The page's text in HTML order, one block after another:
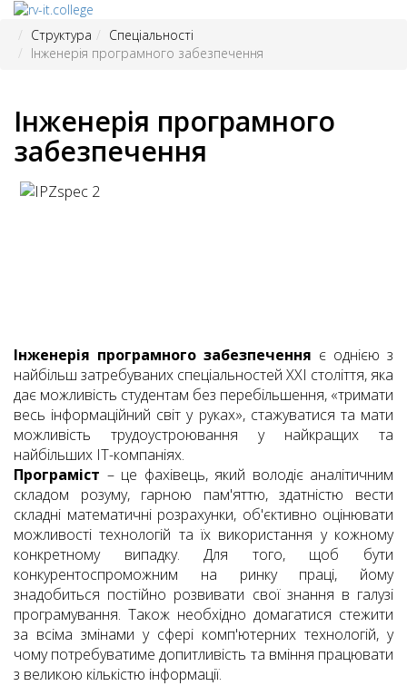
Структура
Спеціальності
Інженерія програмного забезпечення
Інженерія програмного
забезпечення
Інженерія програмного забезпечення є однією з
найбільш затребуваних спеціальностей ХХІ століття, яка
дає можливість студентам без перебільшення, «тримати
весь інформаційний світ у руках», стажуватися та мати
можливість трудоустроювання у найкращих та
найбільших ІТ-компаніях.
Програміст – це фахівець, який володіє аналітичним
складом розуму, гарною пам'яттю, здатністю вести
складні математичні розрахунки, об'єктивно оцінювати
можливості технологій та їх використання у кожному
конкретному випадку.Для того, щоб бути
конкурентоспроможним на ринку праці, йому
знадобиться постійно розвивати свої знання в галузі
програмування. Також необхідно домагатися стежити
за всіма змінами у сфері комп'ютерних технологій, у
чому потребуватиме допитливість та вміння працювати
з великою кількістю інформації.